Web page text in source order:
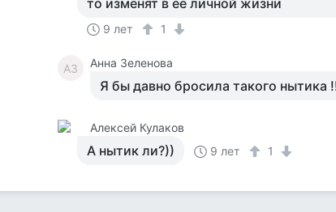
то изменят в её личной жизни
9 лет 1
АЗ Анна Зеленова
Я бы давно бросила такого нытика
Алексей Кулаков
А нытик ли?)) 9 лет 1